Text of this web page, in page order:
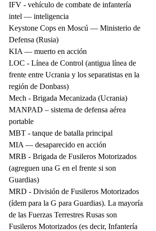
IFV - vehículo de combate de infantería
intel — inteligencia
Keystone Cops en Moscú — Ministerio de
Defensa (Rusia)
KIA — muerto en acción
LOC - Línea de Control (antigua línea de
frente entre Ucrania y los separatistas en la
región de Donbass)
Mech - Brigada Mecanizada (Ucrania)
MANPAD – sistema de defensa aérea
portable
MBT - tanque de batalla principal
MIA — desaparecido en acción
MRB - Brigada de Fusileros Motorizados
(agreguen una G en el frente si son
Guardias)
MRD - División de Fusileros Motorizados
(ídem para la G para Guardias). La mayoría
de las Fuerzas Terrestres Rusas son
Fusileros Motorizados (es decir, Infantería